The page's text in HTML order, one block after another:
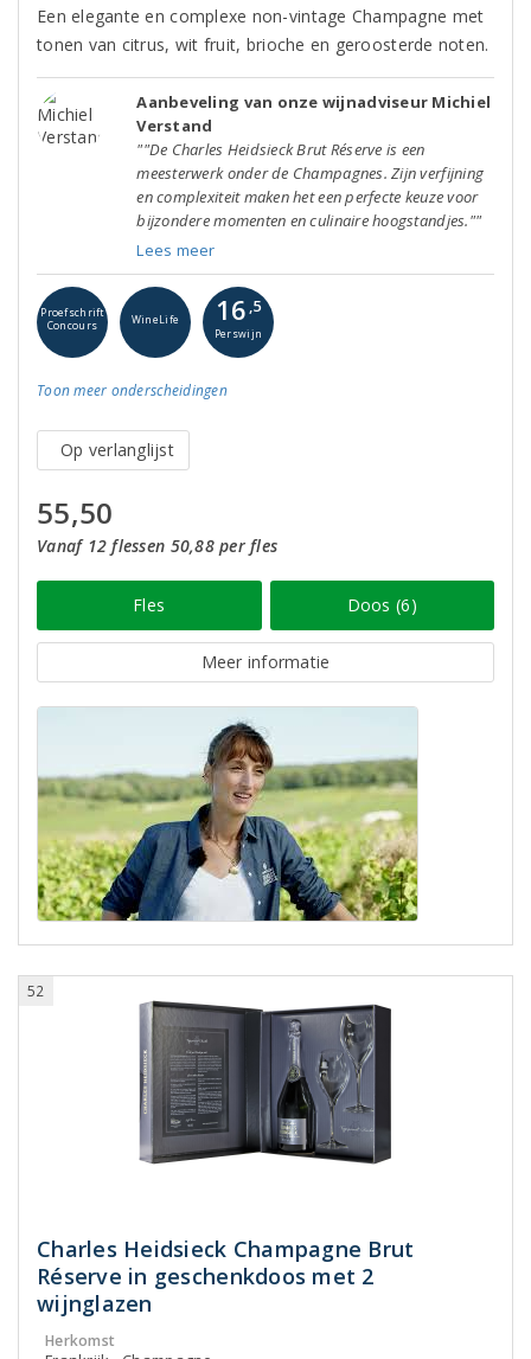
Een elegante en complexe non-vintage Champagne met
tonen van citrus, wit fruit, brioche en geroosterde noten.
Aanbeveling van onze wijnadviseur Michiel
Verstand
""De Charles Heidsieck Brut Réserve is een
meesterwerk onder de Champagnes. Zijn verfijning
en complexiteit maken het een perfecte keuze voor
bijzondere momenten en culinaire hoogstandjes.""
Lees meer
Proefschrift
Concours
WineLife 16 ,5
Perswijn
Toon meer onderscheidingen
Op verlanglijst
55,50
Vanaf 12 flessen 50,88 per fles
Fles Doos (6)
Meer informatie
52
Charles Heidsieck Champagne Brut
Réserve in geschenkdoos met 2
wijnglazen
Herkomst